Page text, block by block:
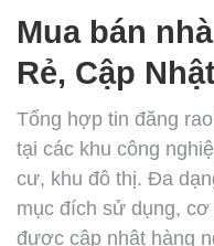
Mua bán nhà đất Phú Thọ Giá
Rẻ, Cập
Tổng hợp tin đăng
tại các khu công
cư, khu đô thị. Đa
mục đích sử dụng,
được cập nhật hàng